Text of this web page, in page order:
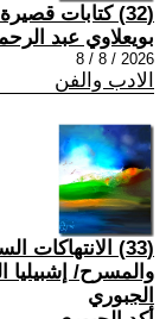
(32) كتابات قصيرة جدا / الهروب الصغير /
بويعلاوي عبد
2026 / 8 / 8
الادب والفن
(33) الانتهاكات
والمسرح/ إشبيليا
الجبوري